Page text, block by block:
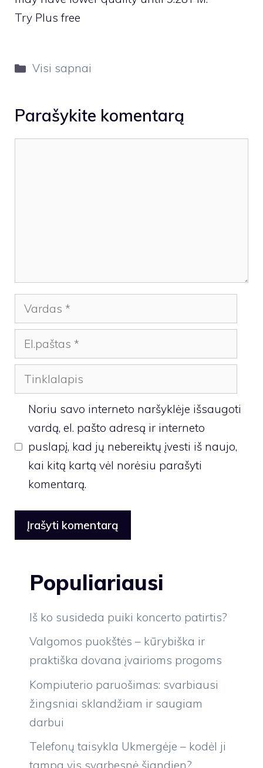
Try Plus free
Kategorijos
Visi sapnai
Parašykite komentarą
Vardas
El.paštas
Tinklalapis
Noriu savo interneto naršyklėje išsaugoti
vardą, el. pašto adresą ir interneto
puslapį, kad jų nebereiktų įvesti iš naujo,
kai kitą kartą vėl norėsiu parašyti
komentarą.
Populiariausi
Iš ko susideda puiki koncerto patirtis?
Valgomos puokštės – kūrybiška ir
praktiška dovana įvairioms progoms
Kompiuterio paruošimas: svarbiausi
žingsniai sklandžiam ir saugiam
darbui
Telefonų taisykla Ukmergėje – kodėl ji
tampa vis svarbesnė šiandien?